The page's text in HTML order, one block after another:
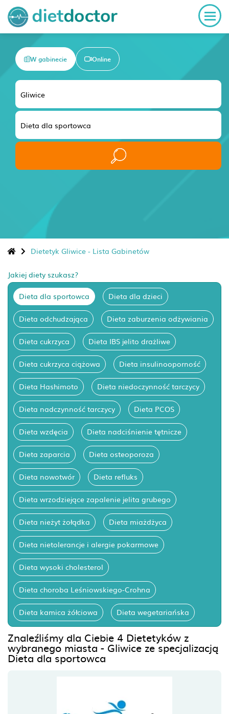
W gabinecie Online
Dietetyk Gliwice - Lista Gabinetów
Jakiej diety szukasz?
Dieta dla sportowca Dieta dla dzieci
Dieta odchudzająca Dieta zaburzenia odżywiania
Dieta cukrzyca Dieta IBS jelito drażliwe
Dieta cukrzyca ciążowa Dieta insulinooporność
Dieta Hashimoto Dieta niedoczynność tarczycy
Dieta nadczynność tarczycy Dieta PCOS
Dieta wzdęcia Dieta nadciśnienie tętnicze
Dieta zaparcia Dieta osteoporoza
Dieta nowotwór Dieta refluks
Dieta wrzodziejące zapalenie jelita grubego
Dieta nieżyt żołądka Dieta miażdżyca
Dieta nietolerancje i alergie pokarmowe
Dieta wysoki cholesterol
Dieta choroba Leśniowskiego-Crohna
Dieta kamica żółciowa Dieta wegetariańska
Znaleźliśmy dla Ciebie 4 Dietetyków z
wybranego miasta - Gliwice ze specjalizacją
Dieta dla sportowca